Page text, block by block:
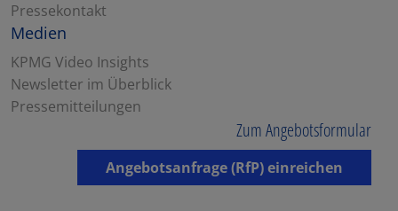
Pressekontakt
Medien
KPMG Video Insights
Newsletter im Überblick
Pressemitteilungen
Zum Angebotsformular
Angebotsanfrage (RfP) einreichen